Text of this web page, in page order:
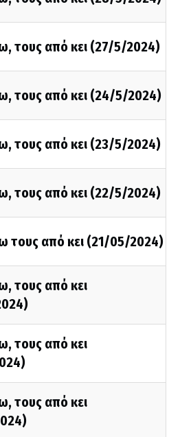
τους από κει (27/5/2024)
τους από κει (24/5/2024)
τους από κει (23/5/2024)
τους από κει (22/5/2024)
τους από κει (21/05/2024)
τους από κει
τους από κει
τους από κει